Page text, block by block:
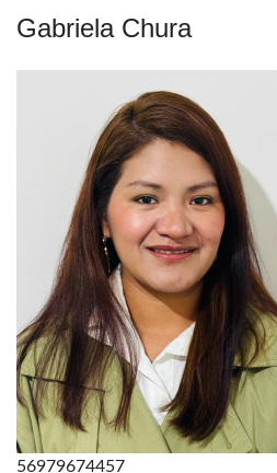
Gabriela Chura
56979674457